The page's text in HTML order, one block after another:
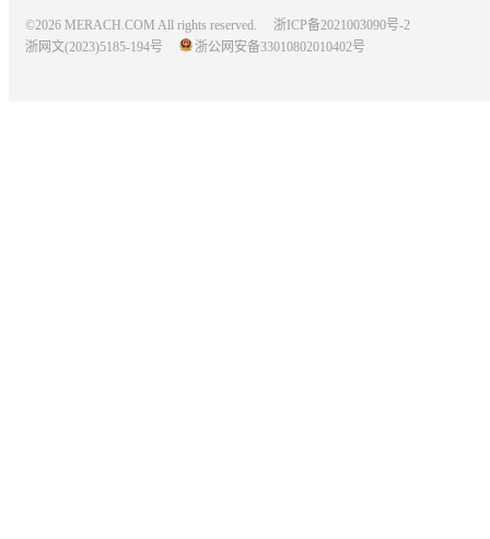
©2026 MERACH.COM All rights reserved.
浙ICP备2021003090号-2
浙网文(2023)5185-194号
浙公网安备33010802010402号